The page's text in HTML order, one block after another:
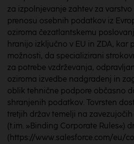
za izpolnjevanje zahtev za
prenosu osebnih podatkov iz
oziroma čezatlantskemu
hranijo izključno v EU in ZDA, kar
možnosti, da specializirani
za potrebe vzdrževanja,
oziroma izvedbe nadgradenj in
oblik tehnične podpore občasno
shranjenih podatkov. Tovrsten
tretjih držav temelji na
(t.im. »Binding Corporate Rules«)
(https://www.salesforce.com/eu/